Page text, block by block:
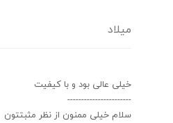
میلاد
خیلی عالی بود و با کیفیت
-----------------------
سلام خیلی ممنون از نظر مثبتتون